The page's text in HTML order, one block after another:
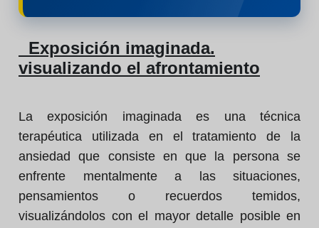
Exposición imaginada.
visualizando el afrontamiento
La exposición imaginada es una técnica
terapéutica utilizada en el tratamiento de la
ansiedad que consiste en que la persona se
enfrente mentalmente a las situaciones,
pensamientos o recuerdos temidos,
visualizándolos con el mayor detalle posible en